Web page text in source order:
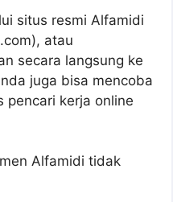
situs resmi Alfamidi
atau
secara langsung ke
juga bisa mencoba
pencari kerja online
Alfamidi tidak